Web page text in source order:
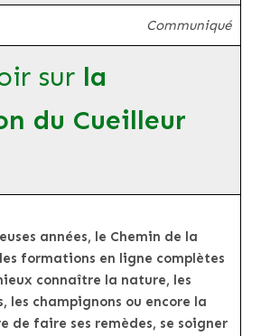
Communiqué
sur la
du Cueilleur
années, le Chemin de la
formations en ligne complètes
connaître la nature, les
les champignons ou encore la
de faire ses remèdes, se soigner